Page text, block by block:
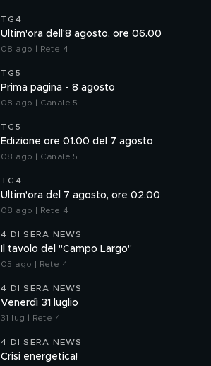
TG4
Ultim'ora dell'8 agosto, ore 06.00
08 ago | Rete 4
TG5
Prima pagina - 8 agosto
08 ago | Canale 5
TG5
Edizione ore 01.00 del 7 agosto
08 ago | Canale 5
TG4
Ultim'ora del 7 agosto, ore 02.00
08 ago | Rete 4
4 DI SERA NEWS
Il tavolo del "Campo Largo"
05 ago | Rete 4
4 DI SERA NEWS
Venerdì 31 luglio
31 lug | Rete 4
4 DI SERA NEWS
Crisi energetica!